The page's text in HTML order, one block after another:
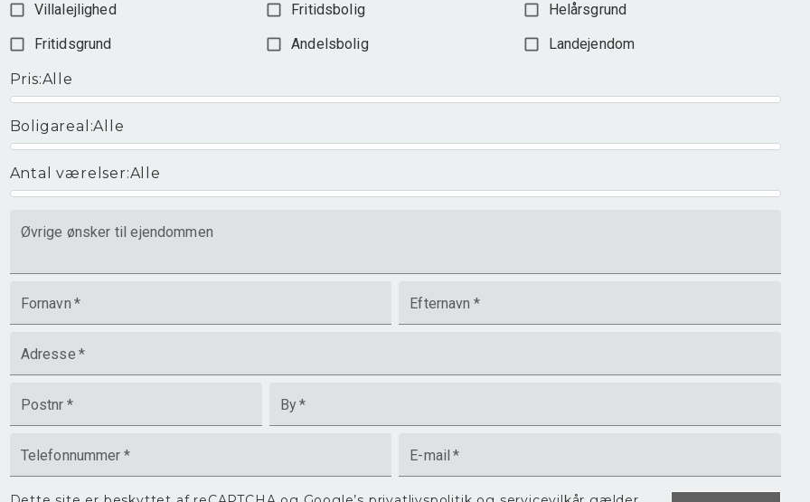
Villalejlighed
Fritidsbolig
Helårsgrund
Fritidsgrund
Andelsbolig Landejendom
Pris:Alle
Boligareal :Alle
Antal værelser:Alle
Øvrige ønsker til ejendommen
Fornavn * Efternavn *
Adresse *
Postnr * By*
Telefonnummer * E-mail *